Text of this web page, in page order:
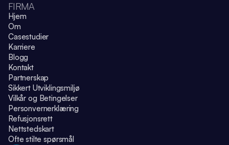
FIRMA
Hjem
Om
Casestudier
Karriere
Blogg
Kontakt
Partnerskap
Sikkert Utviklingsmiljø
Vilkår og Betingelser
Personvernerklæring
Refusjonsrett
Nettstedskart
Ofte stilte spørsmål